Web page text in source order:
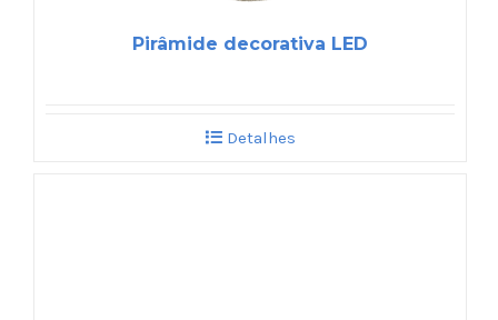
Pirâmide decorativa LED
Detalhes